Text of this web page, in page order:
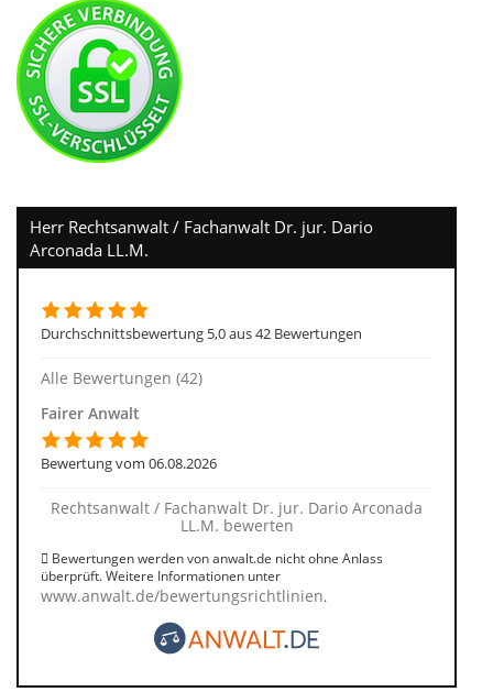
Herr Rechtsanwalt / Fachanwalt Dr. jur. Dario
Arconada LL.M.
Durchschnittsbewertung 5,0 aus 42 Bewertungen
Alle Bewertungen (42)
Fairer Anwalt
Bewertung vom 06.08.2026
Rechtsanwalt / Fachanwalt Dr. jur. Dario Arconada
LL.M. bewerten
Bewertungen werden von anwalt.de nicht ohne Anlass
überprüft. Weitere Informationen unter
www.anwalt.de/bewertungsrichtlinien.